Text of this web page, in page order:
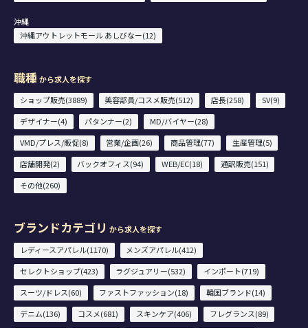
沖縄
沖縄アウトレットモール あしびなー(12)
職種 から求人を探す
ショップ販売(3889)
美容部員/コスメ販売(512) 店長(258)
SV(9)
デザイナー(4)
パタンナー(2)
MD/バイヤー(28)
VMD/プレス/販促(8)
営業/企画(26) 商品管理(77)
生産管理(5)
店舗開発(2)
バックオフィス(94) WEB/EC(18)
通訳販売(151)
その他(260)
ブランドカテゴリ から求人を探す
レディースアパレル(1170)
メンズアパレル(412)
セレクトショップ(423)
ラグジュアリー(532)
インポート(719)
スーツ/ドレス(60)
ファストファッション(18)
韓国ブランド(14)
デニム(136)
コスメ(681) スキンケア(406)
フレグランス(89)